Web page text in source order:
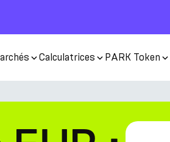
Calculatrices PARK Token